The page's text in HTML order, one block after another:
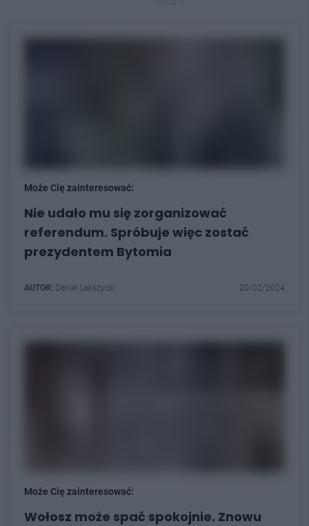
Może Cię zainteresować:
Nie udało mu się zorganizować
referendum. Spróbuje więc zostać
prezydentem Bytomia
AUTOR: Daniel Lekszycki 20/02/2024
Może Cię zainteresować:
Wołosz może spać spokojnie. Znowu